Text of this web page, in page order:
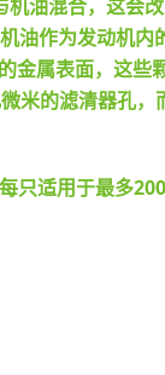
机油混合，这会
油作为发动机内
属表面，这些
米的滤清器孔，
只适用于最多